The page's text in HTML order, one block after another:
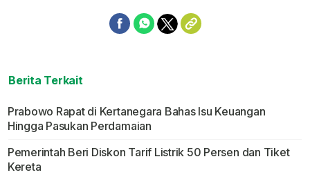
Berita Terkait
Prabowo Rapat di Kertanegara Bahas Isu Keuangan
Hingga Pasukan Perdamaian
Pemerintah Beri Diskon Tarif Listrik 50 Persen dan Tiket
Kereta